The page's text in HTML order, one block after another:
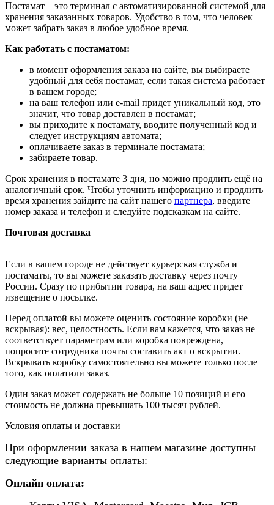
Постамат – это терминал с автоматизированной системой для
хранения заказанных товаров. Удобство в том, что человек
может забрать заказ в любое удобное время.
Как работать с постаматом:
в момент оформления заказа на сайте, вы выбираете
удобный для себя постамат, если такая система работает
в вашем городе;
на ваш телефон или e-mail придет уникальный код, это
значит, что товар доставлен в постамат;
вы приходите к постамату, вводите полученный код и
следует инструкциям автомата;
оплачиваете заказ в терминале постамата;
забираете товар.
Срок хранения в постамате 3 дня, но можно продлить ещё на
аналогичный срок. Чтобы уточнить информацию и продлить
время хранения зайдите на сайт нашего партнера, введите
номер заказа и телефон и следуйте подсказкам на сайте.
Почтовая доставка
Если в вашем городе не действует курьерская служба и
постаматы, то вы можете заказать доставку через почту
России. Сразу по прибытии товара, на ваш адрес придет
извещение о посылке.
Перед оплатой вы можете оценить состояние коробки (не
вскрывая): вес, целостность. Если вам кажется, что заказ не
соответствует параметрам или коробка повреждена,
попросите сотрудника почты составить акт о вскрытии.
Вскрывать коробку самостоятельно вы можете только после
того, как оплатили заказ.
Один заказ может содержать не больше 10 позиций и его
стоимость не должна превышать 100 тысяч рублей.
Условия оплаты и доставки
При оформлении заказа в нашем магазине доступны
следующие варианты оплаты:
Онлайн оплата: